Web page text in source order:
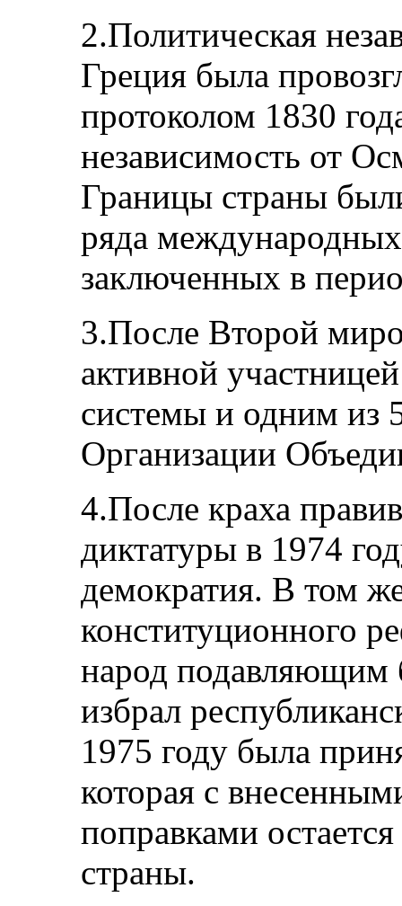
2.Политическая
Греция была
протоколом 1830
независимость от
Границы страны
ряда
заключенных в
3.После Второй
активной
системы и одним из
Организации
4.После краха
диктатуры в 1974
демократия. В том
конституционного
народ подавляющим
избрал
1975 году была
которая с
поправками
страны.